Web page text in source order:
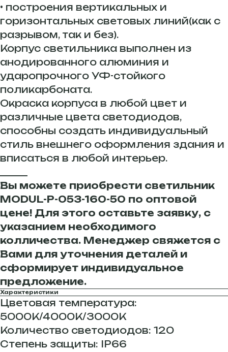
• построения вертикальных и
горизонтальных световых линий(как с
разрывом, так и без).
Корпус светильника выполнен из
анодированного алюминия и
ударопрочного УФ-стойкого
поликарбоната.
Окраска корпуса в любой цвет и
различные цвета светодиодов,
способны создать индивидуальный
стиль внешнего оформления здания и
вписаться в любой интерьер.
Вы можете приобрести светильник
MODUL-P-053-160-50 по оптовой
цене! Для этого оставьте заявку, с
указанием необходимого
колличества. Менеджер свяжется с
Вами для уточнения деталей и
сформирует индивидуальное
предложение.
Характеристики
Цветовая температура:
5000К/4000К/3000К
Количество светодиодов: 120
Степень защиты: IP66